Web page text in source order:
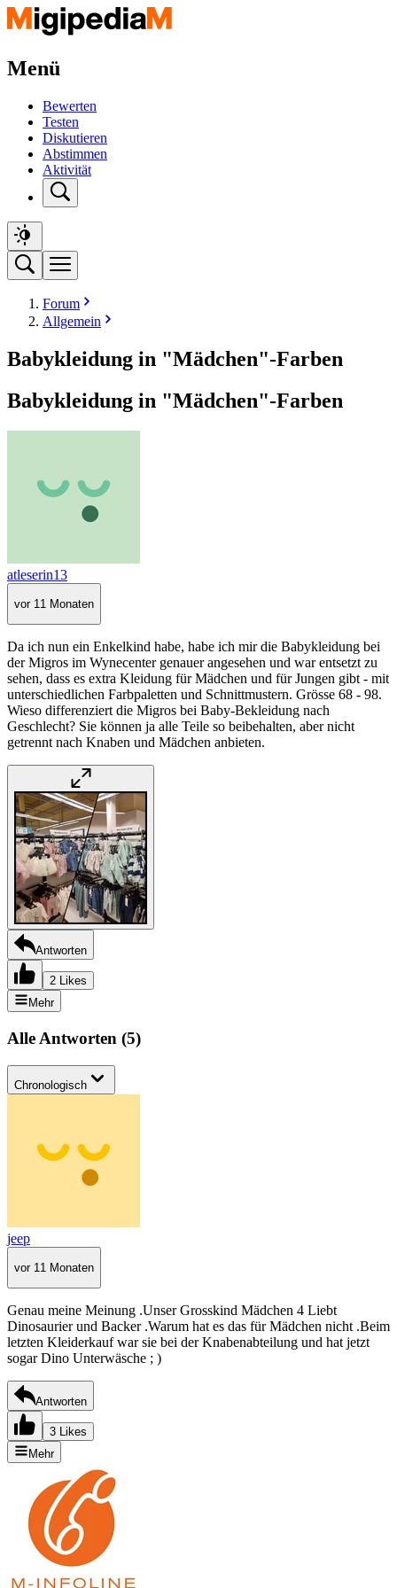
Menü
Bewerten
Testen
Diskutieren
Abstimmen
Aktivität
Forum
Allgemein
Babykleidung in "Mädchen"-Farben
Babykleidung in "Mädchen"-Farben
atleserin13
vor 11 Monaten
Da ich nun ein Enkelkind habe, habe ich mir die Babykleidung bei
der Migros im Wynecenter genauer angesehen und war entsetzt zu
sehen, dass es extra Kleidung für Mädchen und für Jungen gibt - mit
unterschiedlichen Farbpaletten und Schnittmustern. Grösse 68 - 98.
Wieso differenziert die Migros bei Baby-Bekleidung nach
Geschlecht? Sie können ja alle Teile so beibehalten, aber nicht
getrennt nach Knaben und Mädchen anbieten.
Antworten
2 Likes
Mehr
Alle Antworten (5)
Chronologisch
jeep
vor 11 Monaten
Genau meine Meinung .Unser Grosskind Mädchen 4 Liebt
Dinosaurier und Backer .Warum hat es das für Mädchen nicht .Beim
letzten Kleiderkauf war sie bei der Knabenabteilung und hat jetzt
sogar Dino Unterwäsche ; )
Antworten
3 Likes
Mehr